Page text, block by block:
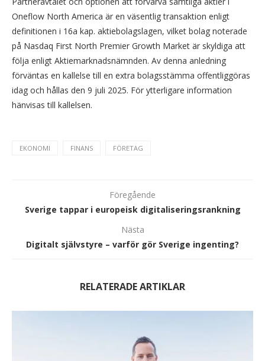
Oneflow North America är en väsentlig transaktion enligt
definitionen i 16a kap. aktiebolagslagen, vilket bolag noterade
på Nasdaq First North Premier Growth Market är skyldiga att
följa enligt Aktiemarknadsnämnden. Av denna anledning
förväntas en kallelse till en extra bolagsstämma offentliggöras
idag och hållas den 9 juli 2025. För ytterligare information
hänvisas till kallelsen.
EKONOMI FINANS FÖRETAG
Föregående
Sverige tappar i europeisk digitaliseringsrankning
Nästa
Digitalt självstyre – varför gör Sverige ingenting?
RELATERADE ARTIKLAR